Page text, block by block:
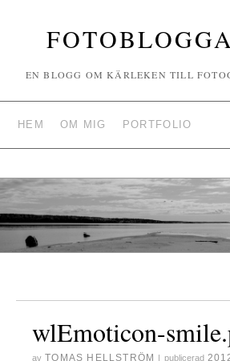
EN BLOGG OM KÄRLEKEN TILL
HEM OM MIG PORTFOLIO
wlEmoticon-
av TOMAS HELLSTRÖM publicerad